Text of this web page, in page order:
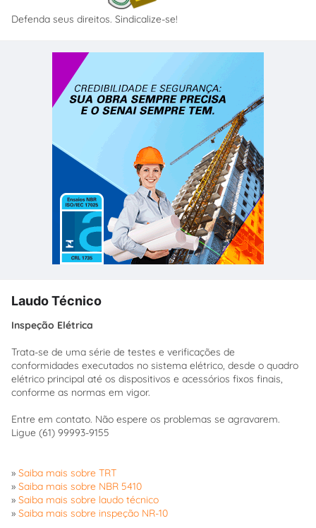
Defenda seus direitos. Sindicalize-se!
Laudo Técnico
Inspeção Elétrica
Trata-se de uma série de testes e verificações de
conformidades executados no sistema elétrico, desde o quadro
elétrico principal até os dispositivos e acessórios fixos finais,
conforme as normas em vigor.
Entre em contato. Não espere os problemas se agravarem.
Ligue (61) 99993-9155
» Saiba mais sobre TRT
» Saiba mais sobre NBR 5410
» Saiba mais sobre laudo técnico
» Saiba mais sobre inspeção NR-10